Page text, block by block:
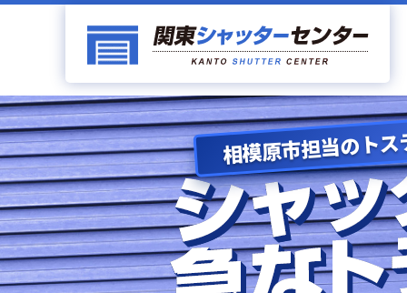
相模原市担当のト